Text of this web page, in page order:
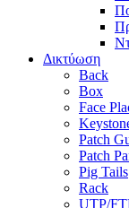
Δικτύωση
Back
Box
Face
Patch
Patch
Pig Tails
Rack
UTP/